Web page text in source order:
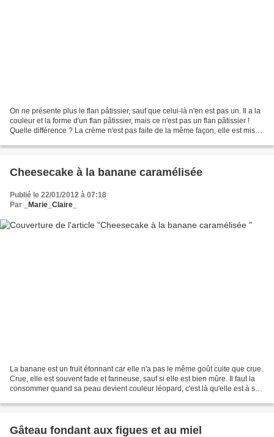
On ne présente plus le flan pâtissier, sauf que celui-là n'en est pas un. Il a la
couleur et la forme d'un flan pâtissier, mais ce n'est pas un flan pâtissier !
Quelle différence ? La crème n'est pas faite de la même façon, elle est mise
Cheesecake à la banane caramélisée
Publié le 22/01/2012 à 07:18
Par
_Marie_Claire_
La banane est un fruit étonnant car elle n'a pas le même goût cuite que crue.
Crue, elle est souvent fade et farineuse, sauf si elle est bien mûre. Il faut la
consommer quand sa peau devient couleur léopard, c'est là qu'elle est à son
Gâteau fondant aux figues et au miel